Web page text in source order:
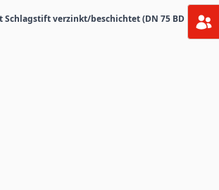
Schlagstift verzinkt/beschichtet (DN 75 BD